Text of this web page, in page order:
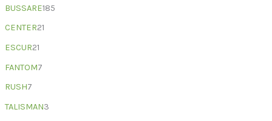
BUSSARE185
CENTER21
ESCUR21
FANTOM7
RUSH7
TALISMAN3